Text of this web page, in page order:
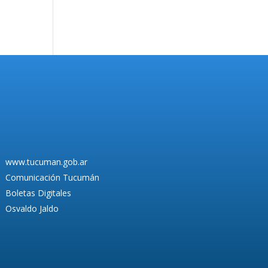
www.tucuman.gob.ar
Comunicación Tucumán
Boletas Digitales
Osvaldo Jaldo